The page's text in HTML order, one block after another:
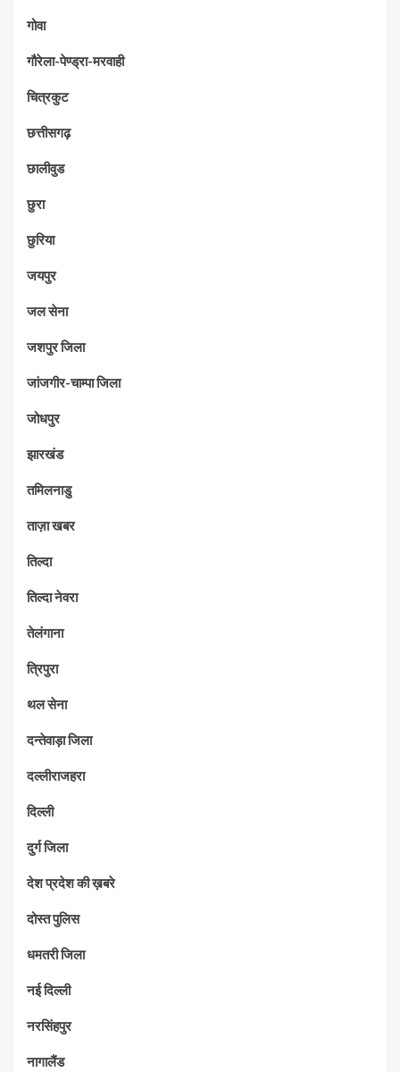
गोवा
गौरेला-पेण्ड्रा-मरवाही
चित्रकुट
छत्तीसगढ़
छालीवुड
छुरा
छुरिया
जयपुर
जल सेना
जशपुर जिला
जांजगीर-चाम्पा जिला
जोधपुर
झारखंड
तमिलनाडु
ताज़ा खबर
तिल्दा
तिल्दा नेवरा
तेलंगाना
त्रिपुरा
थल सेना
दन्तेवाड़ा जिला
दल्लीराजहरा
दिल्ली
दुर्ग जिला
देश प्रदेश की ख़बरे
दोस्त पुलिस
धमतरी जिला
नई दिल्ली
नरसिंहपुर
नागालैंड